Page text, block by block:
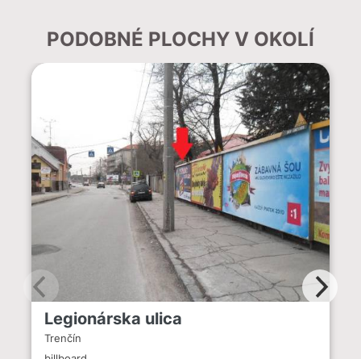
PODOBNÉ PLOCHY V OKOLÍ
Legionárska ulica
Trenčín